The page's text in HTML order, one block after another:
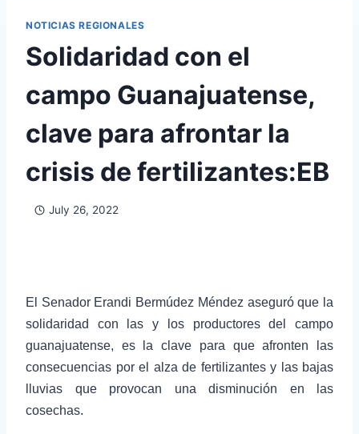
NOTICIAS REGIONALES
Solidaridad con el
campo Guanajuatense,
clave para afrontar la
crisis de fertilizantes:EB
July 26, 2022
El Senador Erandi Bermúdez Méndez aseguró que la
solidaridad con las y los productores del campo
guanajuatense, es la clave para que afronten las
consecuencias por el alza de fertilizantes y las bajas
lluvias que provocan una disminución en las
cosechas.